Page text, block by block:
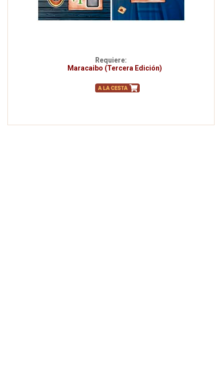
Requiere:
Maracaibo (Tercera Edición)